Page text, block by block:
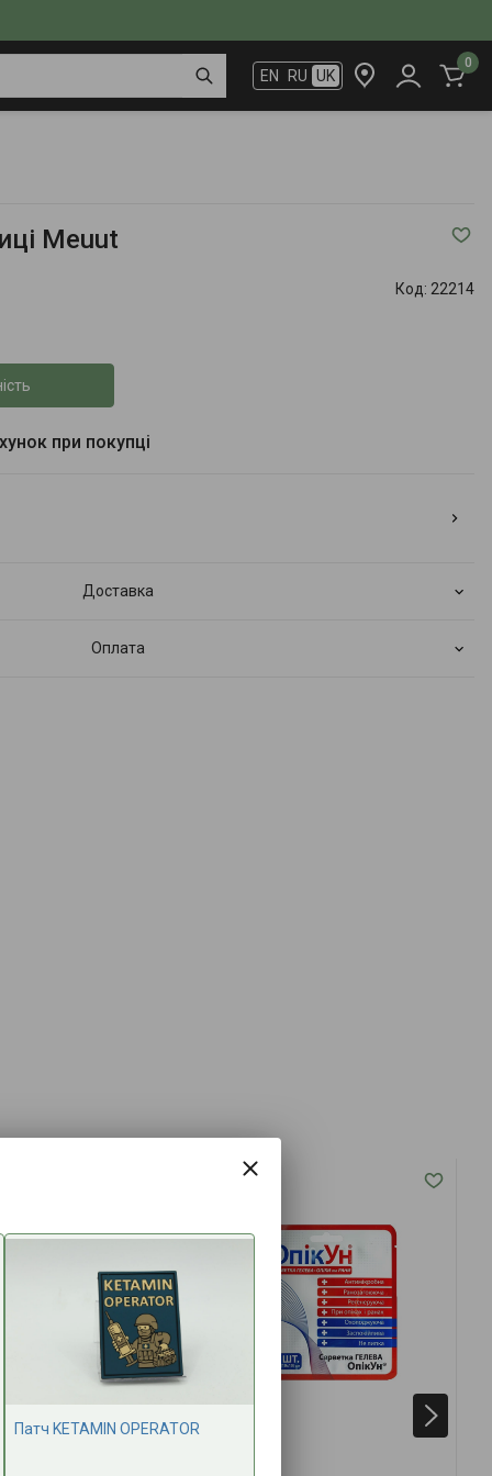
EN RU UK
0
Meuut
Код: 22214
при покупці
Доставка
Оплата
Патч KETAMIN OPERATOR